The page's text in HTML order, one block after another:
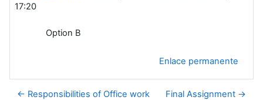
17:20
Option B
Enlace permanente
← Responsibilities of Office work Final Assignment →